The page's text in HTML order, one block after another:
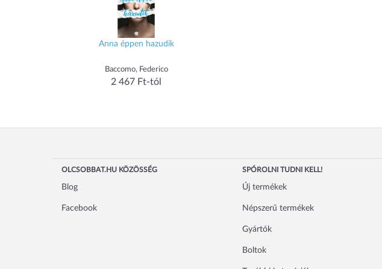
Anna éppen hazudik
Baccomo, Federico
2 467 Ft-tól
OLCSOBBAT.HU KÖZÖSSÉG
Blog
Facebook
SPÓROLNI TUDNI KELL!
Új termékek
Népszerű termékek
Gyártók
Boltok